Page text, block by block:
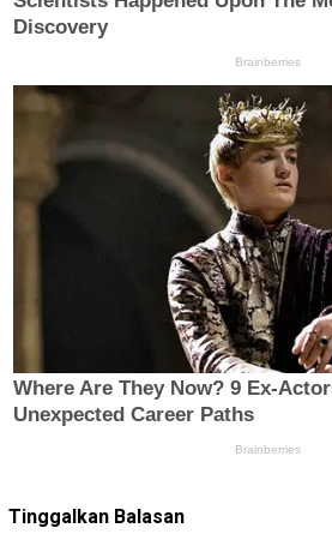
Tinggalkan Balasan